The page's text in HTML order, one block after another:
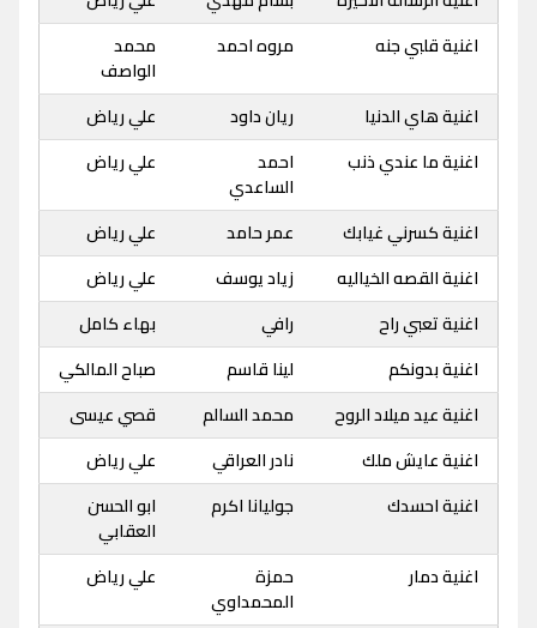
اغنية قلبي جنه
مروه احمد
محمد
الواصف
اغنية هاي الدنيا
ريان داود
علي رياض
اغنية ما عندي ذنب
احمد
الساعدي
علي رياض
اغنية كسرني غيابك عمر حامد
علي رياض
اغنية القصه الخياليه
زياد يوسف
علي رياض
اغنية تعبي راح
رافي
بهاء كامل
اغنية بدونكم
لينا قاسم
صباح المالكي
اغنية عيد ميلاد الروح
محمد السالم
قصي عيسى
اغنية عايش ملك
نادر العراقي
علي رياض
اغنية احسدك
جوليانا اكرم
ابو الحسن
العقابي
اغنية دمار
حمزة
المحمداوي
علي رياض